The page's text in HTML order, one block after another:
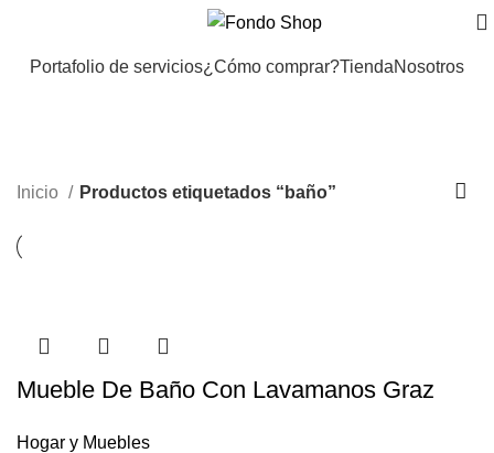
Portafolio de servicios¿Cómo comprar?TiendaNosotros
Inicio Productos etiquetados “baño”
Mueble De Baño Con Lavamanos Graz
Hogar y Muebles